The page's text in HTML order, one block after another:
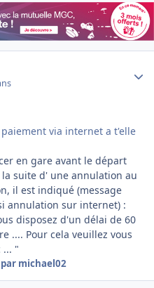
via internet a t'elle
en gare avant le départ
suite d' une annulation au
il est indiqué (message
annulation sur internet) :
disposez d'un délai de 60
.... Pour cela veuillez vous
"
par michael02